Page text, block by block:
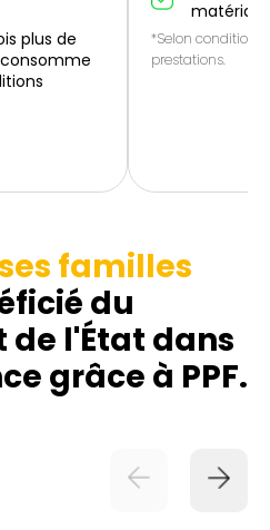
plus de
matériaux
*Selon conditions
prestations.
familles
du
l'État dans
grâce à PPF.